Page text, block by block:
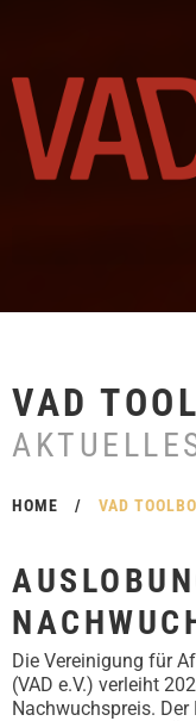
VAD
HOME / VAD
Die Vereinigung für
(VAD e.V.) verleiht
Nachwuchspreis.